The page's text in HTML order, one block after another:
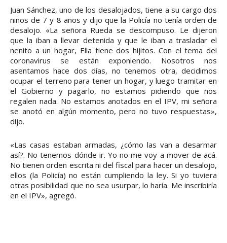
Juan Sánchez, uno de los desalojados, tiene a su cargo dos
niños de 7 y 8 años y dijo que la Policía no tenía orden de
desalojo. «La señora Rueda se descompuso. Le dijeron
que la iban a llevar detenida y que le iban a trasladar el
nenito a un hogar, Ella tiene dos hijitos. Con el tema del
coronavirus se están exponiendo. Nosotros nos
asentamos hace dos días, no tenemos otra, decidimos
ocupar el terreno para tener un hogar, y luego tramitar en
el Gobierno y pagarlo, no estamos pidiendo que nos
regalen nada. No estamos anotados en el IPV, mi señora
se anotó en algún momento, pero no tuvo respuestas»,
dijo.
«Las casas estaban armadas, ¿cómo las van a desarmar
así?. No tenemos dónde ir. Yo no me voy a mover de acá.
No tienen orden escrita ni del fiscal para hacer un desalojo,
ellos (la Policía) no están cumpliendo la ley. Si yo tuviera
otras posibilidad que no sea usurpar, lo haría. Me inscribiría
en el IPV», agregó.